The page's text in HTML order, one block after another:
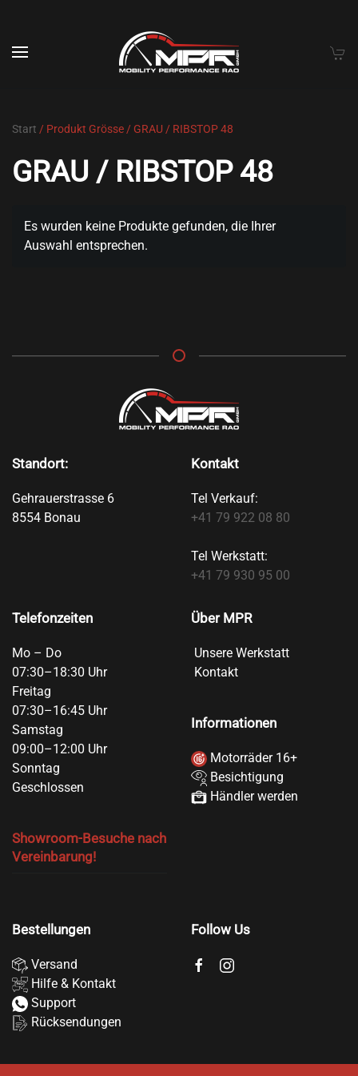
Skip to main content
Start / Produkt Grösse / GRAU / RIBSTOP 48
GRAU / RIBSTOP 48
Es wurden keine Produkte gefunden, die Ihrer
Auswahl entsprechen.
Standort:
Gehrauerstrasse 6
8554 Bonau
Kontakt
Tel Verkauf:
+41 79 922 08 80
Tel Werkstatt:
+41 79 930 95 00
Telefonzeiten
Mo – Do
07:30–18:30 Uhr
Freitag
07:30–16:45 Uhr
Samstag
09:00–12:00 Uhr
Sonntag
Geschlossen
Showroom-Besuche nach
Vereinbarung!
Über MPR
Unsere Werkstatt
Kontakt
Informationen
Motorräder 16+
Besichtigung
Händler werden
Bestellungen
Versand
Hilfe & Kontakt
Support
Rücksendungen
Follow Us